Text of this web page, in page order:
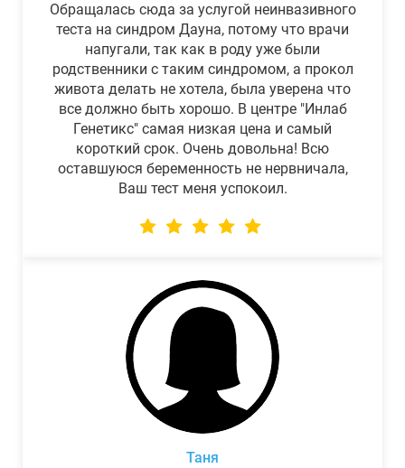
Обращалась сюда за услугой неинвазивного
теста на синдром Дауна, потому что врачи
напугали, так как в роду уже были
родственники с таким синдромом, а прокол
живота делать не хотела, была уверена что
все должно быть хорошо. В центре "Инлаб
Генетикс" самая низкая цена и самый
короткий срок. Очень довольна! Всю
оставшуюся беременность не нервничала,
Ваш тест меня успокоил.
Таня